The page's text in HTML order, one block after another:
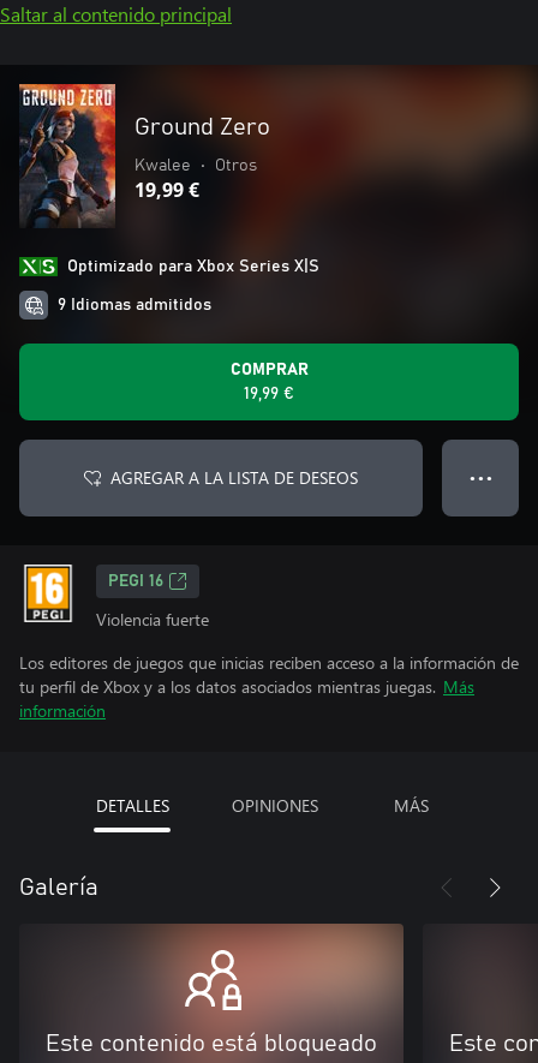
Saltar al contenido principal
Ground Zero
Kwalee • Otros
19,99 €
Optimizado para Xbox Series X|S
9 Idiomas admitidos
COMPRAR
19,99 €
AGREGAR A LA LISTA DE DESEOS ● ● ●
PEGI 16
Violencia fuerte
Los editores de juegos que inicias reciben acceso a la información de
tu perfil de Xbox y a los datos asociados mientras juegas. Más
información
DETALLES OPINIONES MÁS
Galería
Este contenido está bloqueado Este